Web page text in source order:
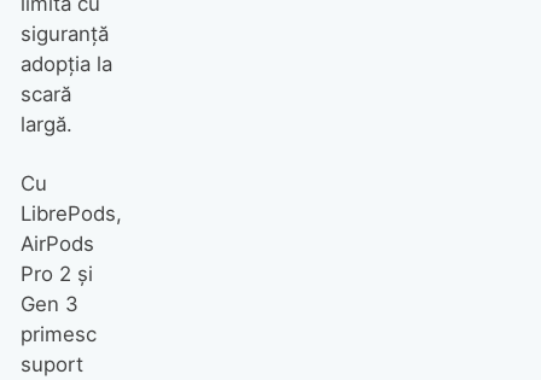
siguranță
adopția la
scară
largă.
Cu
LibrePods,
AirPods
Pro 2 și
Gen 3
primesc
suport